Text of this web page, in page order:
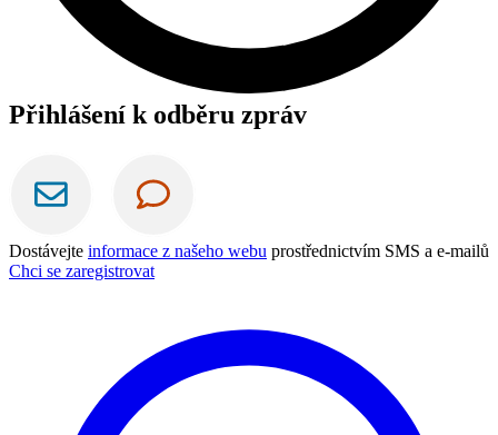
Přihlášení k odběru zpráv
Dostávejte informace z našeho webu prostřednictvím SMS a e-mailů
Chci se zaregistrovat